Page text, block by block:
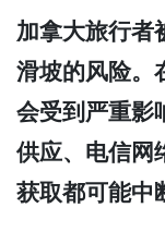
加拿大旅行者
滑坡的风险。
会受到严重影
供应、电信网
获取都可能中